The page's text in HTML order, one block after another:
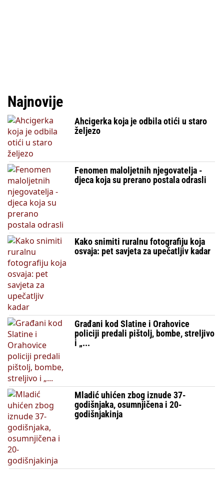
Najnovije
Ahcigerka koja je odbila otići u staro
željezo
Fenomen maloljetnih njegovatelja -
djeca koja su prerano postala odrasli
Kako snimiti ruralnu fotografiju koja
osvaja: pet savjeta za upečatljiv kadar
Građani kod Slatine i Orahovice
policiji predali pištolj, bombe, streljivo
i „...
Mladić uhićen zbog iznude 37-
godišnjaka, osumnjičena i 20-
godišnjakinja